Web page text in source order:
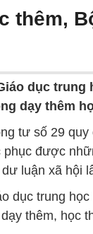
thêm,
dục trung
dạy thêm
tư số 29
được
luận xã hội
dục trung
thêm, học